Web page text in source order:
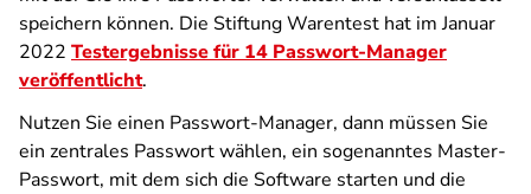
speichern können. Die Stiftung Warentest hat im Januar
2022 Testergebnisse für 14 Passwort-Manager
veröffentlicht.
Nutzen Sie einen Passwort-Manager, dann müssen Sie
ein zentrales Passwort wählen, ein sogenanntes Master-
Passwort, mit dem sich die Software starten und die